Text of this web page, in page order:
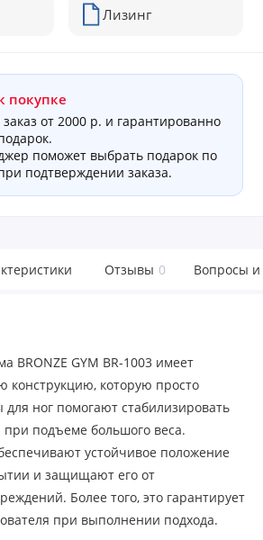
Лизинг
покупке
от 2000 р. и гарантированно
поможет выбрать подарок по
подтверждении заказа.
Отзывы 0 Вопросы и
BRONZE GYM BR-1003 имеет
конструкцию, которую просто
ног помогают стабилизировать
подъеме большого веса.
устойчивое положение
и защищают его от
Более того, это гарантирует
при выполнении подхода.